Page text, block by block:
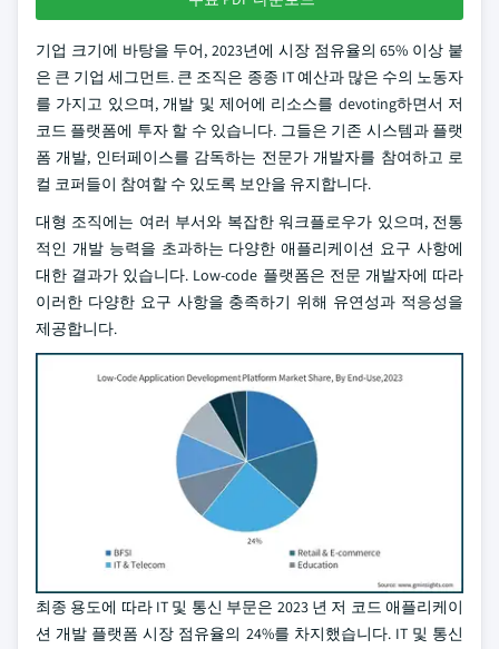
기업 크기에 바탕을 두어, 2023년에 시장 점유율의 65% 이상 붙
은 큰 기업 세그먼트. 큰 조직은 종종 IT 예산과 많은 수의 노동자
를 가지고 있으며, 개발 및 제어에 리소스를 devoting하면서 저
코드 플랫폼에 투자 할 수 있습니다. 그들은 기존 시스템과 플랫
폼 개발, 인터페이스를 감독하는 전문가 개발자를 참여하고 로
컬 코퍼들이 참여할 수 있도록 보안을 유지합니다.
대형 조직에는 여러 부서와 복잡한 워크플로우가 있으며, 전통
적인 개발 능력을 초과하는 다양한 애플리케이션 요구 사항에
대한 결과가 있습니다. Low-code 플랫폼은 전문 개발자에 따라
이러한 다양한 요구 사항을 충족하기 위해 유연성과 적응성을
제공합니다.
최종 용도에 따라 IT 및 통신 부문은 2023 년 저 코드 애플리케이
션 개발 플랫폼 시장 점유율의 24%를 차지했습니다. IT 및 통신